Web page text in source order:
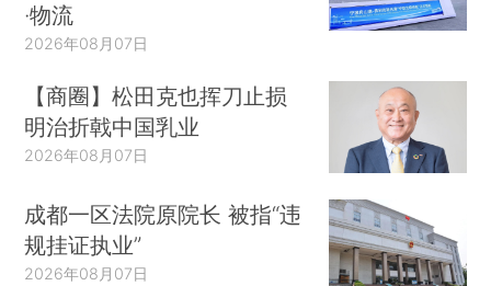
·物流
2026年08月07日
【商圈】松田克也挥刀止损
明治折戟中国乳业
2026年08月07日
成都一区法院原院长 被指“违
规挂证执业”
2026年08月07日